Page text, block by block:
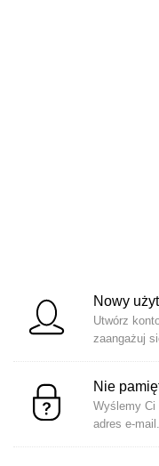
Nowy
Utwórz
zaangażuj
Nie
Wyślemy Ci
adres e-mail.